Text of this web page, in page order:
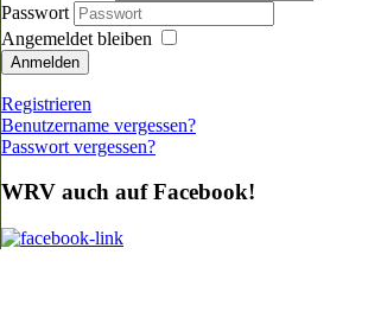
Passwort
Angemeldet bleiben
Anmelden
Registrieren
Benutzername vergessen?
Passwort vergessen?
WRV auch auf Facebook!